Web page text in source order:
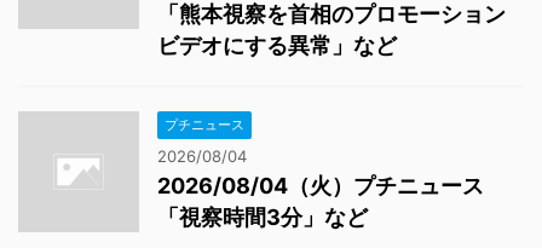
「熊本視察を首相のプロモーション
ビデオにする異常」など
プチニュース
2026/08/04
2026/08/04（火）プチニュース
「視察時間3分」など